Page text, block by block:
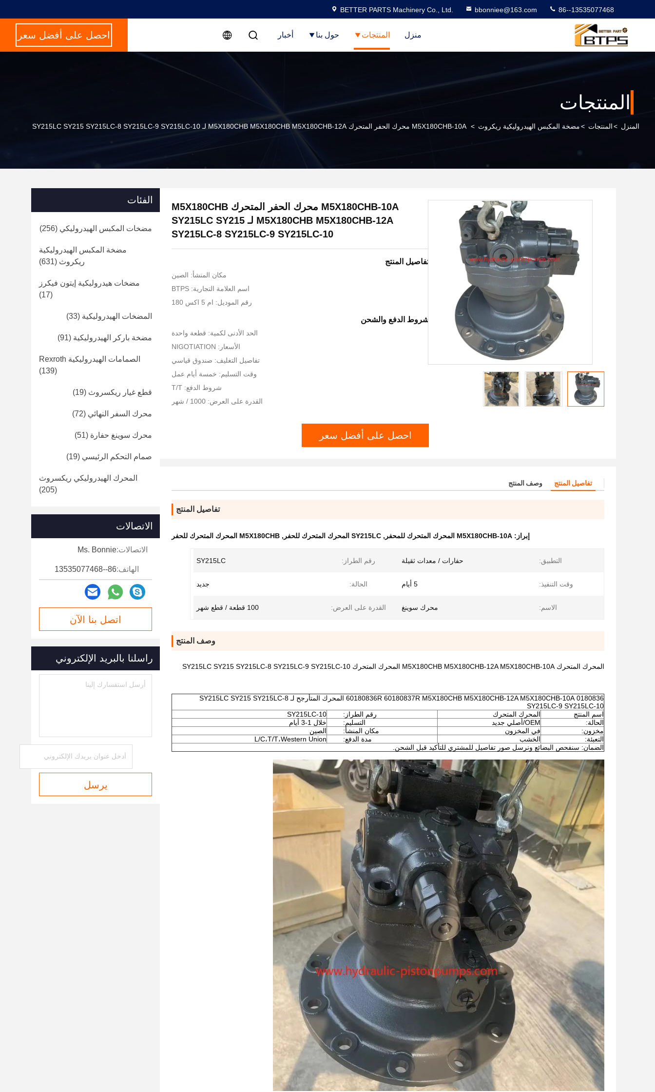
BETTER PARTS Machinery Co., Ltd. bbonniee@163.com 86--13535077468
منزل المنتجات حول بنا أخبار احصل على أفضل سعر
المنتجات
المنزل >المنتجات >مضخة المكبس الهيدروليكية ريكروث > M5X180CHB-10A محرك الحفر المتحرك M5X180CHB M5X180CHB M5X180CHB-12A لـ SY215LC SY215 SY215LC-8 SY215LC-9 SY215LC-10
M5X180CHB-10A محرك الحفر المتحرك M5X180CHB
M5X180CHB M5X180CHB-12A لـ SY215LC SY215
SY215LC-8 SY215LC-9 SY215LC-10
تفاصيل المنتج
مكان المنشأ: الصين
اسم العلامة التجارية: BTPS
رقم الموديل: ام 5 اكس 180
شروط الدفع والشحن
الحد الأدنى لكمية: قطعة واحدة
الأسعار: NIGOTIATION
تفاصيل التغليف: صندوق قياسي
وقت التسليم: خمسة أيام عمل
شروط الدفع: T/T
القدرة على العرض: 1000 / شهر
احصل على أفضل سعر
تفاصيل المنتج وصف المنتج
تفاصيل المنتج
إبراز: M5X180CHB-10A المحرك المتحرك للمحفر , SY215LC المحرك المتحرك للحفر , M5X180CHB المحرك المتحرك للحفر
التطبيق: حفارات / معدات ثقيلة رقم الطراز: SY215LC
وقت التنفيذ: 5 أيام الحالة: جديد
الاسم: محرك سوينغ القدرة على العرض: 100 قطعة / قطع شهر
وصف المنتج
المحرك المتحرك M5X180CHB M5X180CHB-12A M5X180CHB-10A المحرك المتحرك SY215LC SY215 SY215LC-8 SY215LC-9 SY215LC-10
0180836 60180836R 60180837R M5X180CHB M5X180CHB-12A M5X180CHB-10A المحرك المتأرجح لـ SY215LC SY215 SY215LC-8
SY215LC-9 SY215LC-10
اسم المنتج
المحرك المتحرك رقم الطراز:
SY215LC-10
الحالة:
OEM/أصلي جديد التسليم:
خلال 1-3 أيام
مخزون:
في المخزون مكان المنشأ:
الصين
التعبئة:
الخشب مدة الدفع:
L/C،T/T،Western Union
الضمان: سنفحص البضائع ونرسل صور تفاصيل للمشتري للتأكيد قبل الشحن.
الفئات
مضخات المكبس الهيدروليكي (256)
مضخة المكبس الهيدروليكية
ريكروث (631)
مضخات هيدروليكية إيتون فيكرز
(17)
المضخات الهيدروليكية (33)
مضخة باركر الهيدروليكية (91)
الصمامات الهيدروليكية Rexroth
(139)
قطع غيار ريكسروث (19)
محرك السفر النهائي (72)
محرك سوينغ حفارة (51)
صمام التحكم الرئيسي (19)
المحرك الهيدروليكي ريكسروث
(205)
الاتصالات
الاتصالات:Ms. Bonnie
الهاتف:86--13535077468
اتصل بنا الآن
راسلنا بالبريد الإلكتروني
يرسل